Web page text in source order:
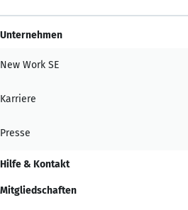
Unternehmen
New Work SE
Karriere
Presse
Hilfe & Kontakt
Mitgliedschaften